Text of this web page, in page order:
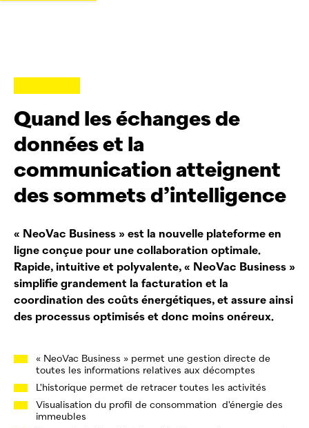
Quand les échanges de
données et la
communication atteignent
des sommets d’intelligence
« NeoVac Business » est la nouvelle plateforme en
ligne conçue pour une collaboration optimale.
Rapide, intuitive et polyvalente, « NeoVac Business »
simplifie grandement la facturation et la
coordination des coûts énergétiques, et assure ainsi
des processus optimisés et donc moins onéreux.
« NeoVac Business » permet une gestion directe de
toutes les informations relatives aux décomptes
L'historique permet de retracer toutes les activités
Visualisation du profil de consommation d'énergie des
immeubles